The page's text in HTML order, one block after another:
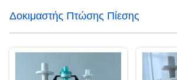
Δοκιμαστής Πτώσης Πίεσης